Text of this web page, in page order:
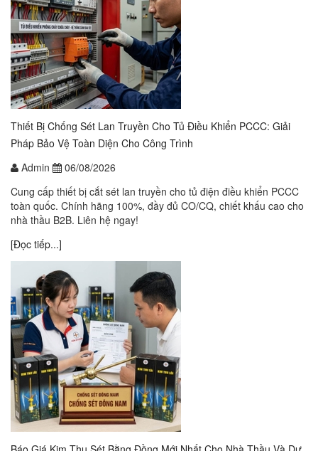
Thiết Bị Chống Sét Lan Truyền Cho Tủ Điều Khiển PCCC: Giải
Pháp Bảo Vệ Toàn Diện Cho Công Trình
Admin
06/08/2026
Cung cấp thiết bị cắt sét lan truyền cho tủ điện điều khiển PCCC
toàn quốc. Chính hãng 100%, đầy đủ CO/CQ, chiết khấu cao cho
nhà thầu B2B. Liên hệ ngay!
[Đọc tiếp...]